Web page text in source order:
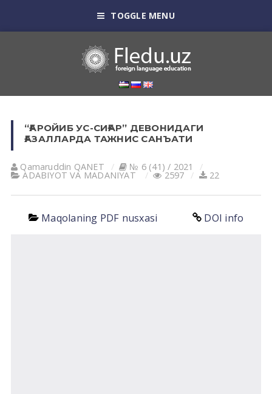
TOGGLE MENU
“ҒАРОЙИБ УС-СИҒАР” ДЕВОНИДАГИ
ҒАЗАЛЛАРДА ТАЖНИС САНЪАТИ
Qamaruddin QАNET № 6 (41) / 2021
АDАBIYOT VА MАDАNIYAT 2597 22
Maqolaning PDF nusxasi DOI info